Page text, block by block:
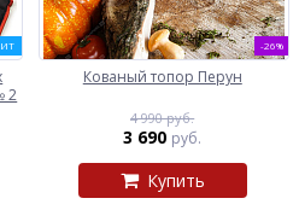
2
-26%
Кованый топор Перун
4 990 руб.
3 690 руб.
Купить